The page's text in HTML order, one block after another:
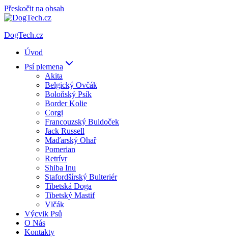
Přeskočit na obsah
DogTech.cz
Úvod
Psí plemena
Akita
Belgický Ovčák
Boloňský Psík
Border Kolie
Corgi
Francouzský Buldoček
Jack Russell
Maďarský Ohař
Pomerian
Retrívr
Shiba Inu
Stafordšírský Bulteriér
Tibetská Doga
Tibetský Mastif
Vlčák
Výcvik Psů
O Nás
Kontakty